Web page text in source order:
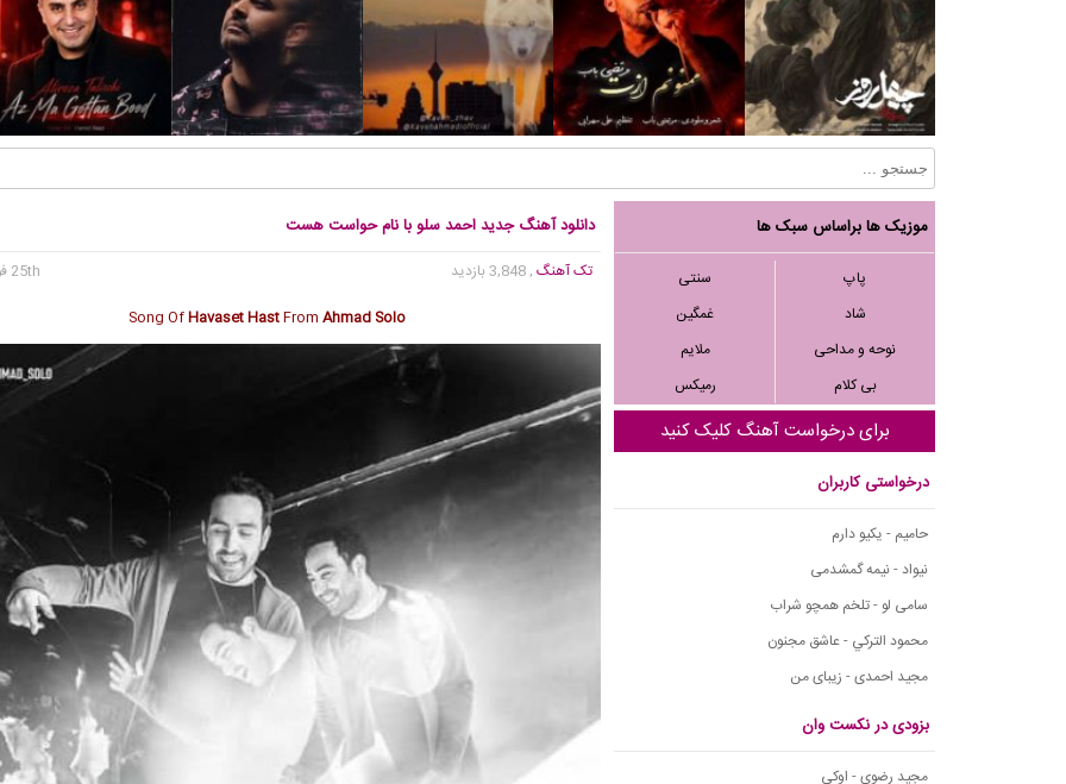
موزیک ها براساس سبک ها
پاپ
سنتی
شاد
غمگین
نوحه و مداحی
ملایم
بی کلام
رمیکس
برای درخواست آهنگ کلیک کنید
درخواستی کاربران
حامیم - یکیو دارم
نیواد - نیمه گمشدمی
سامی لو - تلخم همچو شراب
محمود التركي - عاشق مجنون
مجید احمدی - زیبای من
بزودی در نکست وان
مجید رضوی - اوکی
دانلود آهنگ جدید احمد سلو با نام حواست هست
تک آهنگ, 3,848 بازدید
25th فوریه 2020
Song OfHavaset HastFrom Ahmad Solo